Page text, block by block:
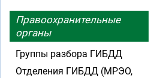
Правоохранительные
органы
Группы разбора ГИБДД
Отделения ГИБДД (МРЭО,